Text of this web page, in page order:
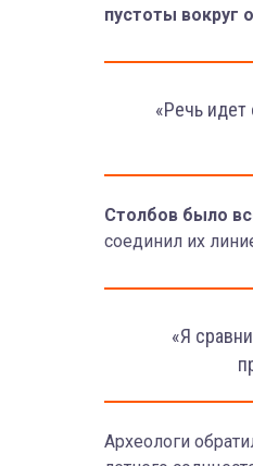
пустоты вокруг
«Речь
Столбов было
соединил их
«Я
Археологи